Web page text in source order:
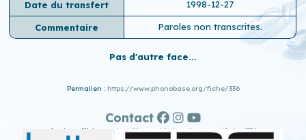
Date du transfert 1998-12-27
Commentaire Paroles non transcrites.
Pas d'autre face...
Permalien : https://www.phonobase.org/fiche/336
Ancien affichage : http://www.old.phonobase.org/fiche/336
Contact